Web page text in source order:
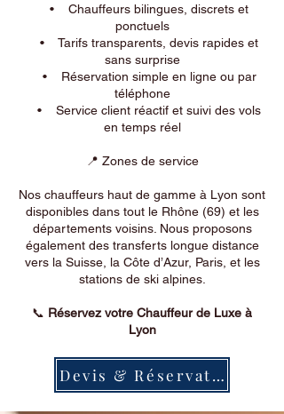
• Chauffeurs bilingues, discrets et
ponctuels
• Tarifs transparents, devis rapides et
sans surprise
• Réservation simple en ligne ou par
téléphone
• Service client réactif et suivi des vols
en temps réel
📍 Zones de service
Nos chauffeurs haut de gamme à Lyon sont
disponibles dans tout le Rhône (69) et les
départements voisins. Nous proposons
également des transferts longue distance
vers la Suisse, la Côte d’Azur, Paris, et les
stations de ski alpines.
📞 Réservez votre Chauffeur de Luxe à
Lyon
Devis & Réservation